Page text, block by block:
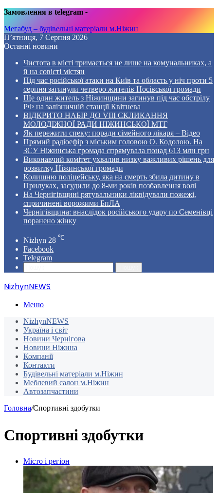
Замовлення в telegram -
Мегабуд – будівельні матеріали м.Ніжин
П’ятниця, 7 Серпня 2026
Останні новини
Чистота в місті тримається не лише на комунальниках, а
й на совісті містян
Під час російської атаки на Київ та область у ніч проти 5
серпня загинули четверо жителів Носівської громади
Ще один житель з Ніжинщини загинув під час обстрілу
РФ на залізничній станції Квітнева
ВІДКРИТО НАБІР ДО VIII СКЛИКАННЯ
МОЛОДІЖНОЇ РАДИ НІЖИНСЬКОЇ МТГ
Як пережити спеку: поради сімейного лікаря – Відео
Прямий радіоефір з міським головою О. Кодолою. На
ЗСУ Ніжинська громада спрямувала понад 613 млн грн
Виконавчий комітет ухвалив низку важливих рішень для
розвитку Ніжинської громади
Колишню поліцейську, яка на смерть збила дитину в
Прилуках, засудили до 8-ми років позбавлення волі
На Чернігівщині рятувальники ліквідували пожежі,
спричинені ворожими БпЛА
Чернігівщина: внаслідок російського удару по Семенівці
поранено жінку
Nizhyn 28 ℃
Facebook
Telegram
NizhynNEWS
Меню
NizhynNEWS
Україна і світ
Новини Чернігова
Новини Ніжина
Компанії
Контакти
Будівельні матеріали м.Ніжин
Меблевий салон м.Ніжин
Автозапчастини
Головна/Спортивні здобутки
Спортивні здобутки
Місто і регіон